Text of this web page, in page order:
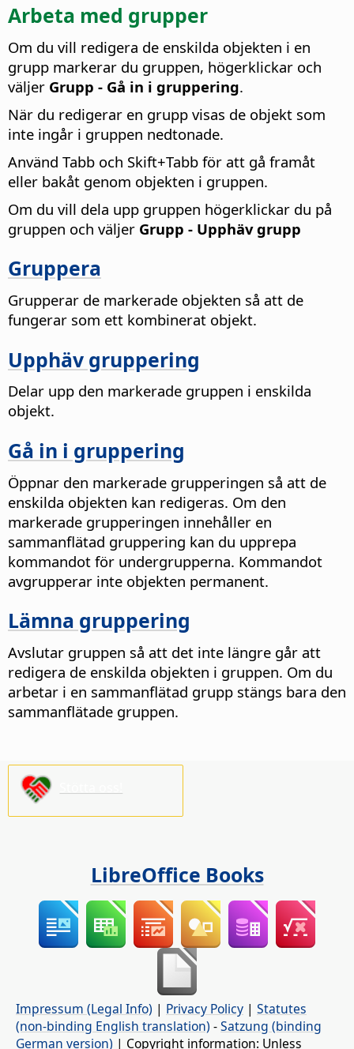
Arbeta med grupper
Om du vill redigera de enskilda objekten i en
grupp markerar du gruppen, högerklickar och
väljer Grupp - Gå in i gruppering.
När du redigerar en grupp visas de objekt som
inte ingår i gruppen nedtonade.
Använd Tabb och Skift+Tabb för att gå framåt
eller bakåt genom objekten i gruppen.
Om du vill dela upp gruppen högerklickar du på
gruppen och väljer Grupp - Upphäv grupp
Gruppera
Grupperar de markerade objekten så att de
fungerar som ett kombinerat objekt.
Upphäv gruppering
Delar upp den markerade gruppen i enskilda
objekt.
Gå in i gruppering
Öppnar den markerade grupperingen så att de
enskilda objekten kan redigeras. Om den
markerade grupperingen innehåller en
sammanflätad gruppering kan du upprepa
kommandot för undergrupperna. Kommandot
avgrupperar inte objekten permanent.
Lämna gruppering
Avslutar gruppen så att det inte längre går att
redigera de enskilda objekten i gruppen. Om du
arbetar i en sammanflätad grupp stängs bara den
sammanflätade gruppen.
LibreOffice Books
Impressum (Legal Info) | Privacy Policy | Statutes
(non-binding English translation) -Satzung (binding
German version) | Copyright information: Unless